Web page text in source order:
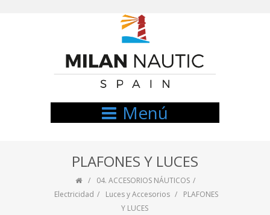
Menú
PLAFONES Y LUCES
04. ACCESORIOS NÁUTICOS
Electricidad
Luces y Accesorios
PLAFONES
Y LUCES